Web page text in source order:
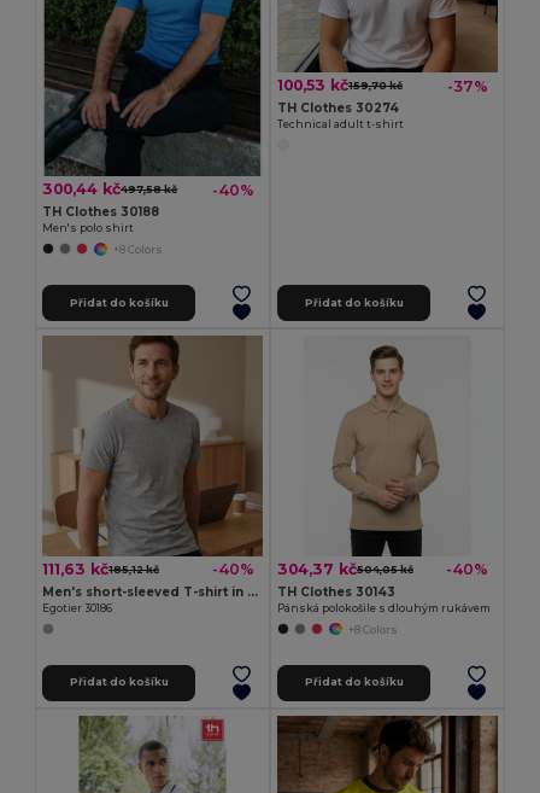
300,44 kč497,58 kč -40%
TH Clothes 30188
Men's polo shirt
+8 Colors
Přidat do košíku
100,53 kč159,70 kč -37%
TH Clothes 30274
Technical adult t-shirt
Přidat do košíku
111,63 kč185,12 kč -40%
Men's short-sleeved T-shirt in combed cotton
Egotier 30186
Přidat do košíku
304,37 kč504,05 kč -40%
TH Clothes 30143
Pánská polokošile s dlouhým rukávem
+8 Colors
Přidat do košíku